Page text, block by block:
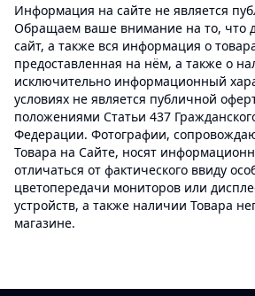
Информация на сайте не является
Обращаем ваше внимание на то, что
сайт, а также вся информация о
предоставленная на нём, а также о
исключительно информационный
условиях не является публичной
положениями Статьи 437
Федерации. Фотографии,
Товара на Сайте, носят
отличаться от фактического ввиду
цветопередачи мониторов или
устройств, а также наличии Товара
магазине.